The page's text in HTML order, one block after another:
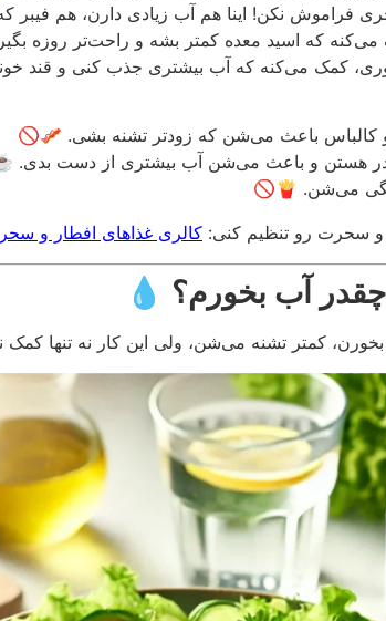
فراموش نکن! اینا هم آب زیادی دارن، هم
می‌کنه که اسید معده کمتر بشه و راحت‌تر روزه
کمک می‌کنه که آب بیشتری جذب کنی و قند
باعث می‌شن که زودتر تشنه بشی. 🥓🚫
هستن و باعث می‌شن آب بیشتری از دست بدی.
می‌شن. 🍟🚫
و سحرت رو تنظیم کنی: کالری غذاهای افطار و
کمتر تشنه می‌شن، ولی این کار نه تنها